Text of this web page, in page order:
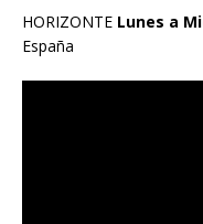
HORIZONTE Lunes a
España